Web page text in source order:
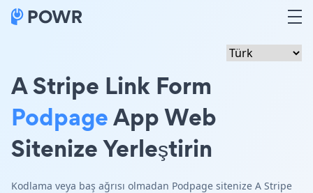
A Stripe Link Form
PodpageApp Web
Sitenize Yerleştirin
Kodlama veya baş ağrısı olmadan Podpage sitenize A Stripe